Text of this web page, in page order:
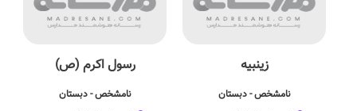
زینبیه
نامشخص - دبستان
رسول اكرم (ص)
نامشخص - دبستان